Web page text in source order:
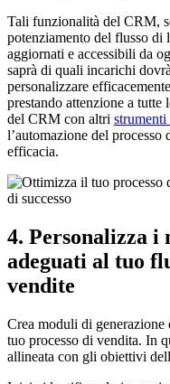
Tali funzionalità del CRM,
potenziamento del flusso di
aggiornati e accessibili da
saprà di quali incarichi
personalizzare
prestando attenzione a tutte
del CRM con altri
l’automazione del processo
efficacia.
4. Personalizza
adeguati al tuo
vendite
Crea moduli di generazione
tuo processo di vendita. In
allineata con gli obiettivi